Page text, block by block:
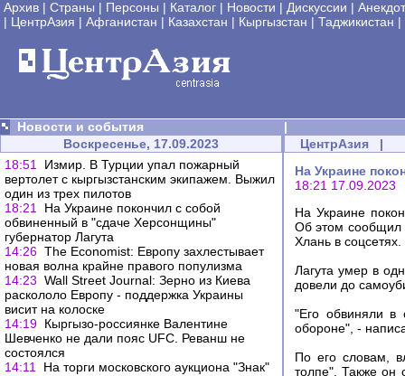
Архив | Страны | Персоны | Каталог | Новости | Дискуссии |
| ЦентрАзия | Афганистан | Казахстан | Кыргызстан | Таджикистан |
Новости и события
|
Воскресенье, 17.09.2023
18:51
Измир. В Турции упал пожарный
вертолет с кыргызстанским экипажем. Выжил
один из трех пилотов
18:21
На Украине покончил с собой
обвиненный в "сдаче Херсонщины"
губернатор Лагута
14:26 The Economist: Европу захлестывает
новая волна крайне правого популизма
14:23 Wall Street Journal: Зерно из Киева
раскололо Европу - поддержка Украины
висит на колоске
14:19 Кыргызо-россиянке Валентине
Шевченко не дали пояс UFC. Реванш не
состоялся
14:11
На торги московского аукциона "Знак"
ЦентрАзия |
На Украине
18:21 17.09.2023
На Украине
Об этом сообщил
Хлань в соцсетях.
Лагута умер в
довели до
"Его обвиняли в
обороне", -
По его словам,
толпе". Также он